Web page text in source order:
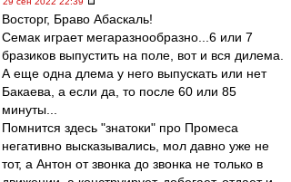
Восторг, Браво Абаскаль!
Семак играет мегаразнообразно...6 или 7
бразиков выпустить на поле, вот и вся дилема.
А еще одна длема у него выпускать или нет
Бакаева, а если да, то после 60 или 85
минуты...
Помнится здесь "знатоки" про Промеса
негативно высказывались, мол давно уже не
тот, а Антон от звонка до звонка не только в